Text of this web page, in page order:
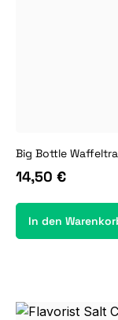
Big Bottle
14,50 €
In den